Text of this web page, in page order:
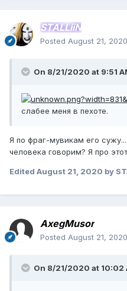
STALLiiN
Posted August 21, 2020
On 8/21/2020 at 9:51
слабее меня в пехоте.
Я по фраг-мувикам его
человека говорим? Я про
Edited August 21, 2020 by
AxegMusor
Posted August 21, 2020
On 8/21/2020 at 10:02